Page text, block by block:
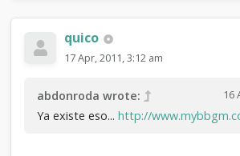
quico
17 Apr, 2011, 3:12 am
16
abdonroda wrote:
Ya existe eso...http://